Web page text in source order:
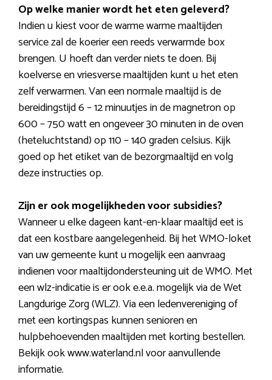
Op welke manier wordt het eten geleverd?
Indien u kiest voor de warme warme maaltijden
service zal de koerier een reeds verwarmde box
brengen. U hoeft dan verder niets te doen. Bij
koelverse en vriesverse maaltijden kunt u het eten
zelf verwarmen. Van een normale maaltijd is de
bereidingstijd 6 – 12 minuutjes in de magnetron op
600 – 750 watt en ongeveer 30 minuten in de oven
(heteluchtstand) op 110 – 140 graden celsius. Kijk
goed op het etiket van de bezorgmaaltijd en volg
deze instructies op.
Zijn er ook mogelijkheden voor subsidies?
Wanneer u elke dageen kant-en-klaar maaltijd eet is
dat een kostbare aangelegenheid. Bij het WMO-loket
van uw gemeente kunt u mogelijk een aanvraag
indienen voor maaltijdondersteuning uit de WMO. Met
een wlz-indicatie is er ook e.e.a. mogelijk via de Wet
Langdurige Zorg (WLZ). Via een ledenvereniging of
met een kortingspas kunnen senioren en
hulpbehoevenden maaltijden met korting bestellen.
Bekijk ook www.waterland.nl voor aanvullende
informatie.